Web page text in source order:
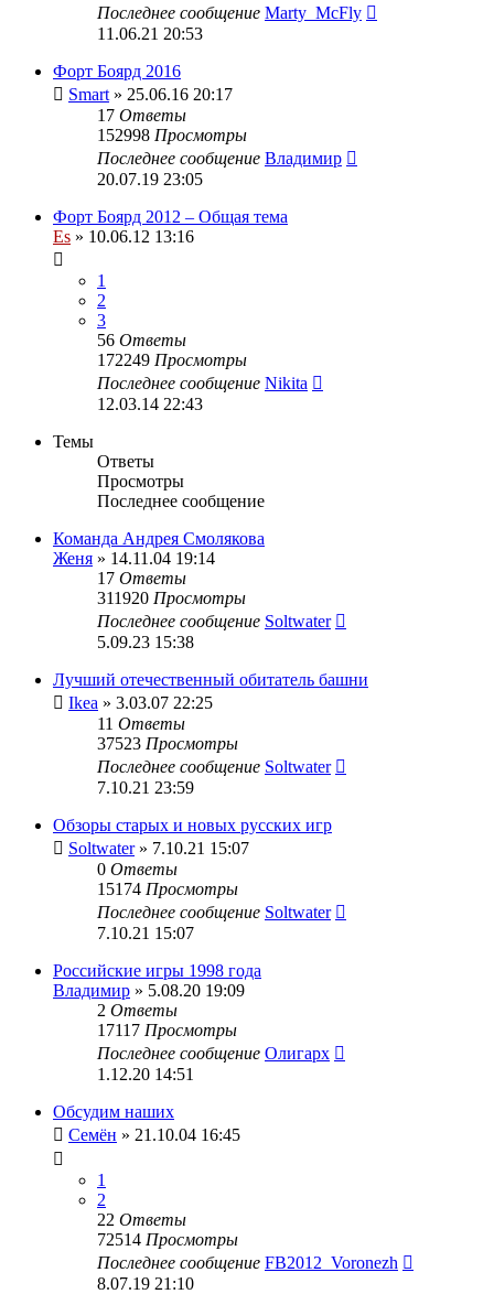
Последнее сообщение Marty_McFly
11.06.21 20:53
Форт Боярд 2016
Smart » 25.06.16 20:17
17 Ответы
152998 Просмотры
Последнее сообщение Владимир
20.07.19 23:05
Форт Боярд 2012 – Общая тема
Es » 10.06.12 13:16
1
2
3
56 Ответы
172249 Просмотры
Последнее сообщение Nikita
12.03.14 22:43
Темы
Ответы
Просмотры
Последнее сообщение
Команда Андрея Смолякова
Женя » 14.11.04 19:14
17 Ответы
311920 Просмотры
Последнее сообщение Soltwater
5.09.23 15:38
Лучший отечественный обитатель башни
Ikea » 3.03.07 22:25
11 Ответы
37523 Просмотры
Последнее сообщение Soltwater
7.10.21 23:59
Обзоры старых и новых русских игр
Soltwater» 7.10.21 15:07
0 Ответы
15174 Просмотры
Последнее сообщение Soltwater
7.10.21 15:07
Российские игры 1998 года
Владимир » 5.08.20 19:09
2 Ответы
17117 Просмотры
Последнее сообщение Олигарх
1.12.20 14:51
Обсудим наших
Семён » 21.10.04 16:45
1
2
22 Ответы
72514 Просмотры
Последнее сообщение FB2012_Voronezh
8.07.19 21:10